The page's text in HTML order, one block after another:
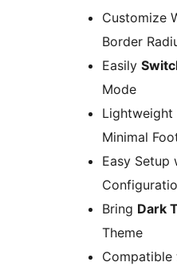
Customize
Border
Easily
Mode
Lightweight
Minimal
Easy Setup
Bring Dark
Theme
Compatible